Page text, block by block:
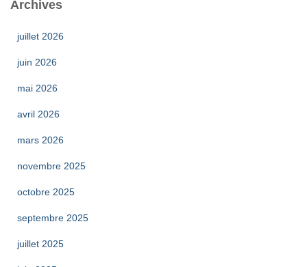
Archives
juillet 2026
juin 2026
mai 2026
avril 2026
mars 2026
novembre 2025
octobre 2025
septembre 2025
juillet 2025